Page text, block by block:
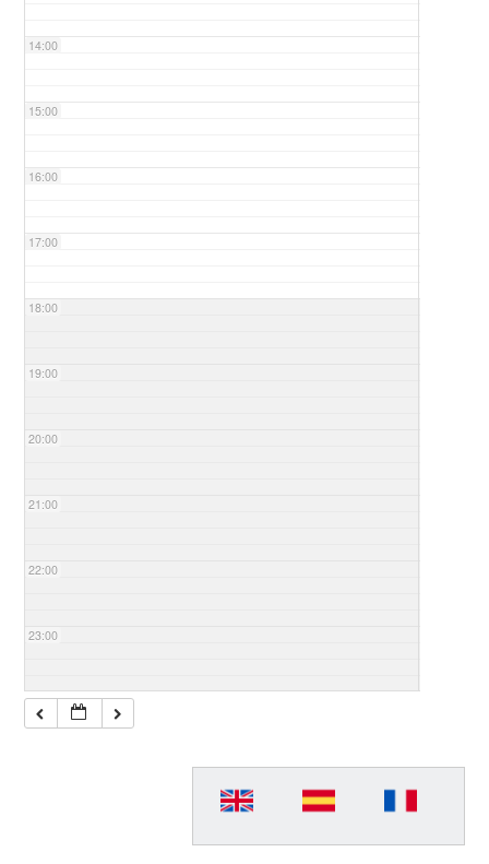
14:00
15:00
16:00
17:00
18:00
19:00
20:00
21:00
22:00
23:00